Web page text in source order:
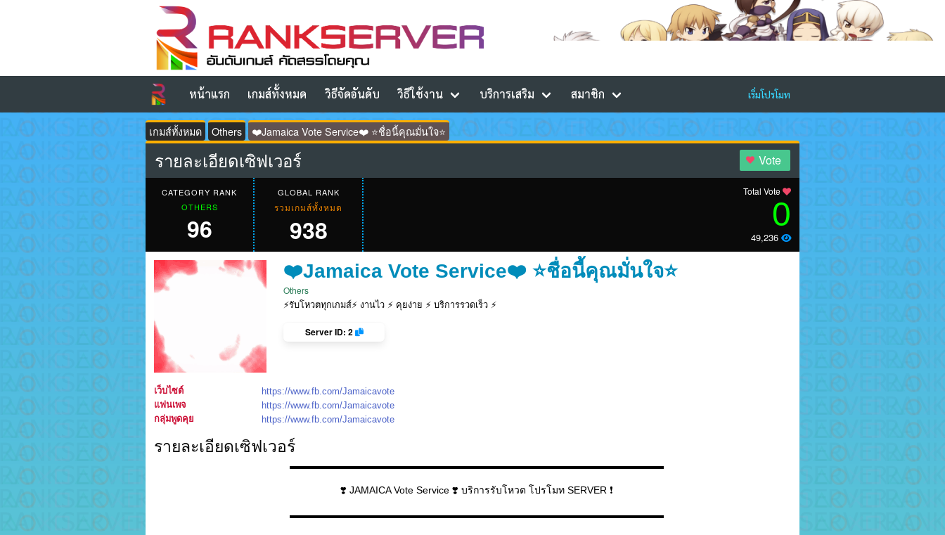
หน้าแรก เกมส์ทั้งหมด วิธีจัดอันดับ วิธีใช้งาน บริการเสริม สมาชิก เริ่มโปรโมท
เกมส์ทั้งหมด Others ❤️Jamaica Vote Service❤️ ⭐ชื่อนี้คุณมั่นใจ⭐
รายละเอียดเซิฟเวอร์ Vote
CATEGORY RANK
OTHERS
96
GLOBAL RANK
รวมเกมส์ทั้งหมด
938
Total Vote
0
49,236
❤️Jamaica Vote Service❤️ ⭐ชื่อนี้คุณมั่นใจ⭐
Others
⚡รับโหวตทุกเกมส์⚡ งานไว ⚡ คุยง่าย ⚡ บริการรวดเร็ว ⚡
Server ID: 2
เว็บไซต์ https://www.fb.com/Jamaicavote
แฟนเพจ https://www.fb.com/Jamaicavote
กลุ่มพูดคุย https://www.fb.com/Jamaicavote
รายละเอียดเซิฟเวอร์
▬▬▬▬▬▬▬▬▬▬▬▬▬▬▬▬▬▬▬▬▬▬▬▬▬▬▬▬▬▬▬▬▬▬▬▬▬▬
❣️ JAMAICA Vote Service ❣️ บริการรับโหวต โปรโมท SERVER ❗
▬▬▬▬▬▬▬▬▬▬▬▬▬▬▬▬▬▬▬▬▬▬▬▬▬▬▬▬▬▬▬▬▬▬▬▬▬▬